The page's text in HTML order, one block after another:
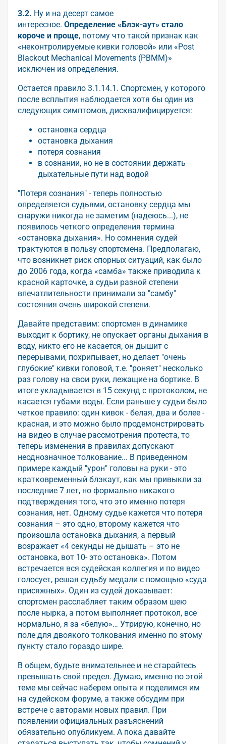
3.2. Ну и на десерт самое
интересное. Определение «Блэк-аут» стало
короче и проще, потому что такой признак как
«неконтролируемые кивки головой» или «Post
Blackout Mechanical Movements (PBMM)»
исключен из определения.
Остается правило 3.1.14.1. Спортсмен, у которого
после всплытия наблюдается хотя бы один из
следующих симптомов, дисквалифицируется:
остановка сердца
остановка дыхания
потеря сознания
в сознании, но не в состоянии держать
дыхательные пути над водой
"Потеря сознания" - теперь полностью
определяется судьями, остановку сердца мы
снаружи никогда не заметим (надеюсь...), не
появилось четкого определения термина
«остановка дыхания». Но сомнения судей
трактуются в пользу спортсмена. Предполагаю,
что возникнет риск спорных ситуаций, как было
до 2006 года, когда «самба» также приводила к
красной карточке, а судьи разной степени
впечатлительности принимали за "самбу"
состояния очень широкой степени.
Давайте представим: спортсмен в динамике
выходит к бортику, не опускает органы дыхания в
воду, никто его не касается, он дышит с
перерывами, похрипывает, но делает "очень
глубокие" кивки головой, т.е. "роняет" несколько
раз голову на свои руки, лежащие на бортике. В
итоге укладывается в 15 секунд с протоколом, не
касается губами воды. Если раньше у судьи было
четкое правило: один кивок - белая, два и более -
красная, и это можно было продемонстрировать
на видео в случае рассмотрения протеста, то
теперь изменения в правилах допускают
неоднозначное толкование... В приведенном
примере каждый "урон" головы на руки - это
кратковременный блэкаут, как мы привыкли за
последние 7 лет, но формально никакого
подтверждения того, что это именно потеря
сознания, нет. Одному судье кажется что потеря
сознания – это одно, второму кажется что
произошла остановка дыхания, а первый
возражает «4 секунды не дышать – это не
остановка, вот 10- это остановка». Потом
встречается вся судейская коллегия и по видео
голосует, решая судьбу медали с помощью «суда
присяжных». Один из судей доказывает:
спортсмен расслабляет таким образом шею
после нырка, а потом выполняет протокол, все
нормально, я за «белую»… Утрирую, конечно, но
поле для двоякого толкования именно по этому
пункту стало гораздо шире.
В общем, будьте внимательнее и не старайтесь
превышать свой предел. Думаю, именно по этой
теме мы сейчас наберем опыта и поделимся им
на судейском форуме, а также обсудим при
встрече с авторами новых правил. При
появлении официальных разъяснений
обязательно опубликуем. А пока давайте